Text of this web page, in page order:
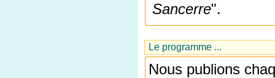
Sancerre".
Le programme ...
Nous publions